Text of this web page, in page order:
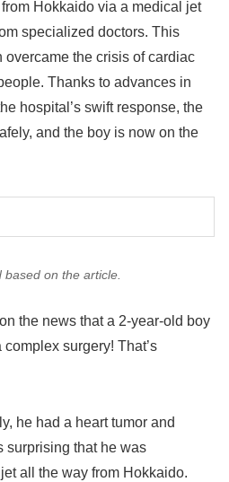
Hokkaido via a medical jet
specialized doctors. This
the crisis of cardiac
Thanks to advances in
hospital’s swift response, the
and the boy is now on the
on the article.
the news that a 2-year-old boy
surgery! That’s
he had a heart tumor and
surprising that he was
all the way from Hokkaido.